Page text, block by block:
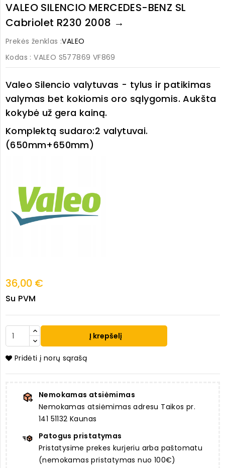
VALEO SILENCIO MERCEDES-BENZ SL
Cabriolet R230 2008 →
Prekės ženklas :VALEO
Kodas : VALEO S577869 VF869
Valeo Silencio valytuvas - tylus ir patikimas
valymas bet kokiomis oro sąlygomis. Aukšta
kokybė už gera kainą.
Komplektą sudaro:2 valytuvai.
(650mm+650mm)
36,00 €
Su PVM
Į krepšelį
Pridėti į norų sąrašą
Nemokamas atsiėmimas
Nemokamas atsiėmimas adresu Taikos pr.
141 51132 Kaunas
Patogus pristatymas
Pristatysime prekes kurjeriu arba paštomatu
(nemokamas pristatymas nuo 100€)